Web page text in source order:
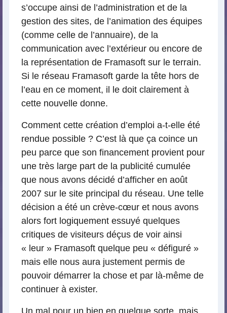
s’occupe ainsi de l’administration et de la
gestion des sites, de l’animation des équipes
(comme celle de l’annuaire), de la
communication avec l’extérieur ou encore de
la représentation de Framasoft sur le terrain.
Si le réseau Framasoft garde la tête hors de
l’eau en ce moment, il le doit clairement à
cette nouvelle donne.
Comment cette création d’emploi a-t-elle été
rendue possible ? C’est là que ça coince un
peu parce que son financement provient pour
une très large part de la publicité cumulée
que nous avons décidé d’afficher en août
2007 sur le site principal du réseau. Une telle
décision a été un crève-cœur et nous avons
alors fort logiquement essuyé quelques
critiques de visiteurs déçus de voir ainsi
« leur » Framasoft quelque peu « défiguré »
mais elle nous aura justement permis de
pouvoir démarrer la chose et par là-même de
continuer à exister.